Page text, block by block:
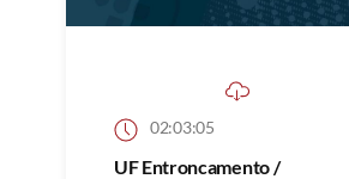
02:03:05
UF Entroncamento /